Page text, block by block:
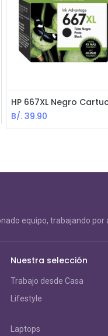
B/.39.90
equipo, trabajando
Nuestra selección
Trabajo desde Casa
Lifestyle
Laptops